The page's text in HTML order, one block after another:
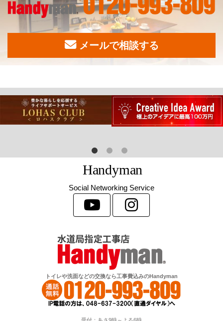
メールで相談する
Handyman
Social Networking Service
トイレや洗面などの交換なら工事費込みのHandyman